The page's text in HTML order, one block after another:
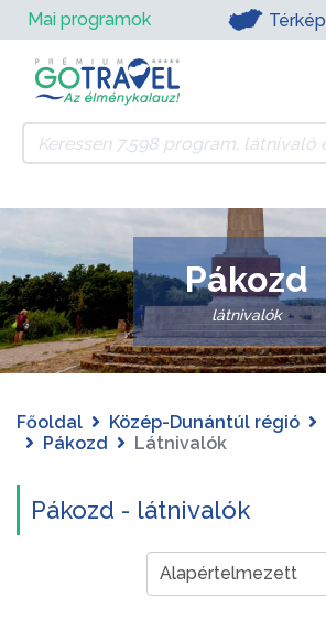
Mai programok Térkép
Pákozd
látnivalók
Főoldal Közép-Dunántúl régió
Pákozd
Látnivalók
Pákozd - látnivalók